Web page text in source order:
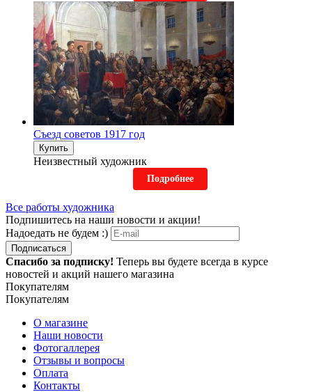
Съезд советов 1917 год
Купить
Неизвестный художник
Подробнее
Все работы художника
Подпишитесь на наши новости и акции!
Надоедать не будем :)
Подписаться
Спасибо за подписку! Теперь вы будете всегда в курсе
новостей и акций нашего магазина
Покупателям
Покупателям
О магазине
Наши новости
Фотогаллерея
Отзывы и вопросы
Оплата
Контакты